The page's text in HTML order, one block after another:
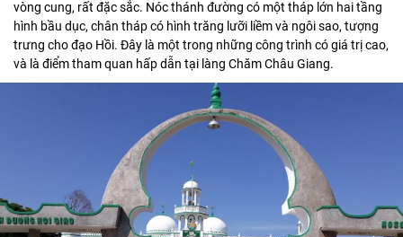
vòng cung, rất đặc sắc. Nóc thánh đường có một tháp lớn hai tầng
hình bầu dục, chân tháp có hình trăng lưỡi liềm và ngôi sao, tượng
trưng cho đạo Hồi. Đây là một trong những công trình có giá trị cao,
và là điểm tham quan hấp dẫn tại làng Chăm Châu Giang.